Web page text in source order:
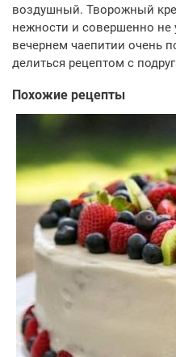
воздушный. Творожный
нежности и совершенно не
вечернем чаепитии очень
делиться рецептом с
Похожие рецепты